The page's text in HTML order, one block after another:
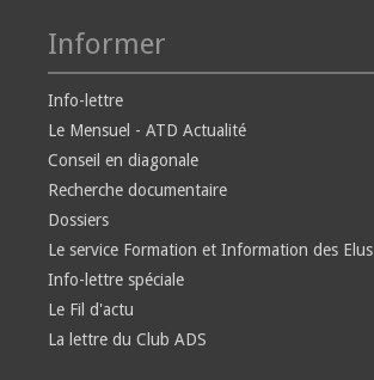
Informer
Info-lettre
Le Mensuel - ATD Actualité
Conseil en diagonale
Recherche documentaire
Dossiers
Le service Formation et Information des Elus
Info-lettre spéciale
Le Fil d'actu
La lettre du Club ADS